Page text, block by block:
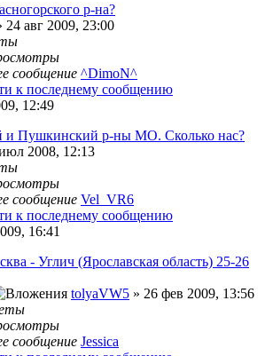
р-на?
24 авг 2009, 23:00
сообщение ^DimoN^
12:49
Пушкинский р-ны МО. Сколько нас?
2008, 12:13
сообщение Vel_VR6
16:41
- Углич (Ярославская область) 25-26
tolyaVW5 » 26 фев 2009, 13:56
сообщение Jessica